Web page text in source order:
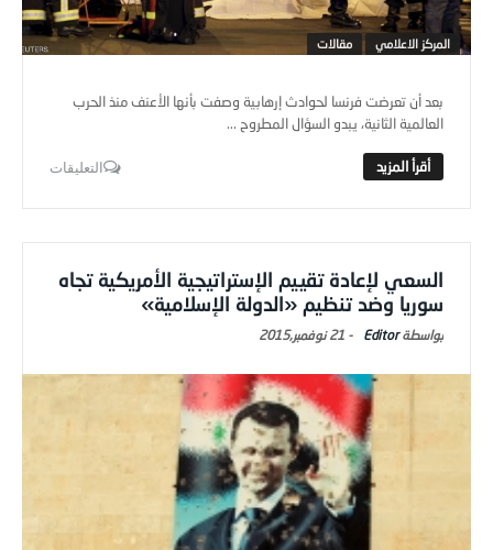
المركز الاعلامي مقالات
بعد أن تعرضت فرنسا لحوادث إرهابية وصفت بأنها الأعنف منذ الحرب
العالمية الثانية، يبدو السؤال المطروح ...
التعليقات
السعي لإعادة تقييم الإستراتيجية الأمريكية تجاه
سوريا وضد تنظيم «الدولة الإسلامية»
Editor
- 21 نوفمبر,2015